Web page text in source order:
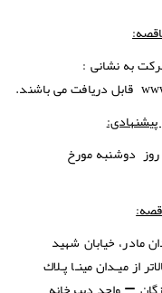
به نشانی :
قابل دریافت می باشند.
روز دوشنبه مورخ
مادر، خیابان شهید
از میـدان مینـا پـلاك
– واحد دبیرخانه